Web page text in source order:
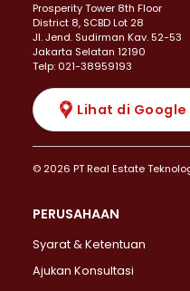
Prosperity Tower 8th Floor
District 8, SCBD Lot 28
JI. Jend. Sudirman Kav. 52-53
Jakarta Selatan 12190
Telp: 021-38959193
Lihat di Google
© 2026 PT Real Estate
PERUSAHAAN
Syarat & Ketentuan
Ajukan Konsultasi